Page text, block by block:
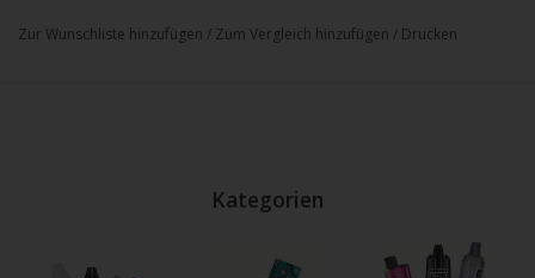
Zur Wunschliste hinzufügen / Zum Vergleich hinzufügen / Drucken
Kategorien